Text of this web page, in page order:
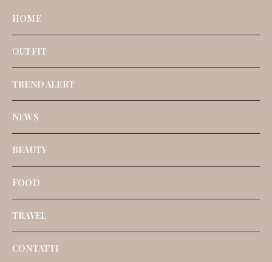
HOME
OUTFIT
TREND ALERT
NEWS
BEAUTY
FOOD
TRAVEL
CONTATTI